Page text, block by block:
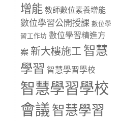
增能 教師數位素養增能
數位學習公開授課 數位學
習工作坊 數位學習精進方
案 新大樓施工 智慧
學習 智慧學習學校
智慧學習學校
會議 智慧學習